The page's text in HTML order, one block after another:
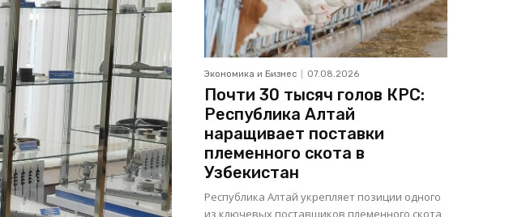
Экономика и Бизнес 07.08.2026
Почти 30 тысяч голов КРС:
Республика Алтай
наращивает поставки
племенного скота в
Узбекистан
Республика Алтай укрепляет позиции одного
из ключевых поставщиков племенного скота